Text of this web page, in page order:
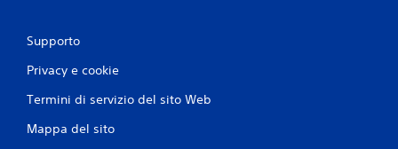
Supporto
Privacy e cookie
Termini di servizio del sito Web
Mappa del sito